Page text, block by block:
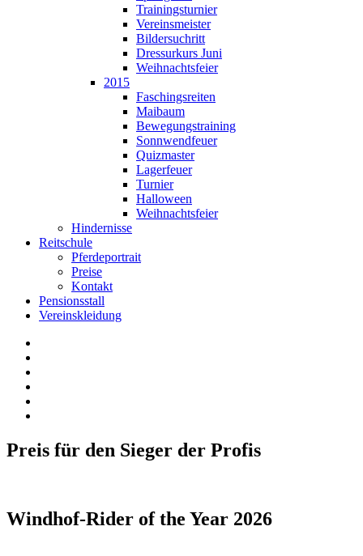
Trainingsturnier
Vereinsmeister
Bildersuchritt
Dressurkurs Juni
Weihnachtsfeier
2015
Faschingsreiten
Maibaum
Bewegungstraining
Sonnwendfeuer
Quizmaster
Lagerfeuer
Turnier
Halloween
Weihnachtsfeier
Hindernisse
Reitschule
Pferdeportrait
Preise
Kontakt
Pensionsstall
Vereinskleidung
Preis für den Sieger der Profis
Windhof-Rider of the Year 2026